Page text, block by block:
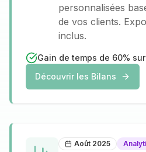
personnalisées
de vos clients.
inclus.
Gain de temps de 60%
Découvrir les Bilans
Août 2025